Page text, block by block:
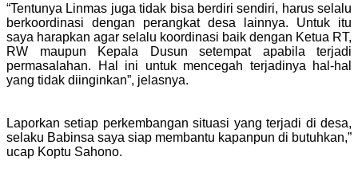
“Tentunya Linmas juga tidak bisa berdiri sendiri, harus selalu
berkoordinasi dengan perangkat desa lainnya. Untuk itu
saya harapkan agar selalu koordinasi baik dengan Ketua RT,
RW maupun Kepala Dusun setempat apabila terjadi
permasalahan. Hal ini untuk mencegah terjadinya hal-hal
yang tidak diinginkan”, jelasnya.
Laporkan setiap perkembangan situasi yang terjadi di desa,
selaku Babinsa saya siap membantu kapanpun di butuhkan,”
ucap Koptu Sahono.